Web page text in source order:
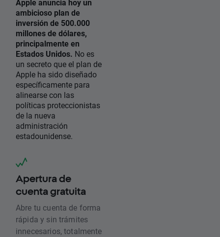
Apple anuncia hoy un
ambicioso plan de
inversión de 500.000
millones de dólares,
principalmente en
Estados Unidos. No es
un secreto que el plan de
Apple ha sido diseñado
específicamente para
alinearse con las
políticas proteccionistas
de la nueva
administración
estadounidense.
Apertura de
cuenta gratuita
Abre tu cuenta de forma
rápida y sin trámites
innecesarios, totalmente